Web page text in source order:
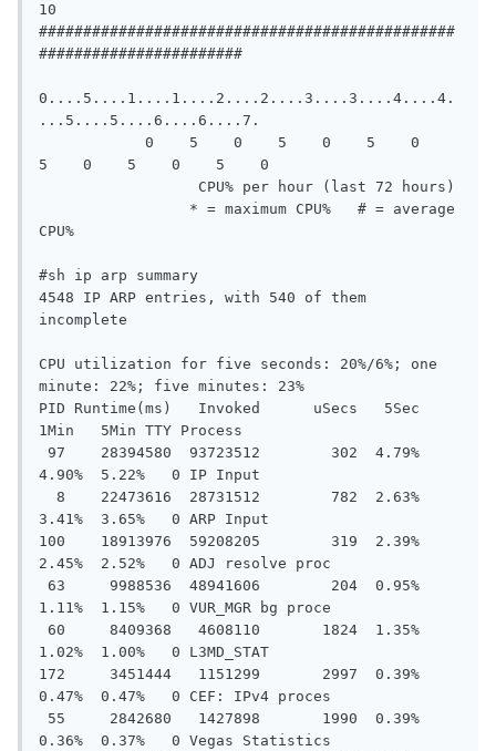
10
###############################################
#######################
0....5....1....1....2....2....3....3....4....4.
...5....5....6....6....7.
5    0    5    0    5    0
CPU%
#sh ip arp summary
4548 IP ARP entries, with 540 of them
incomplete
CPU utilization for five seconds: 20%/6%; one
minute: 22%; five minutes: 23%
PID Runtime(ms)   Invoked      uSecs   5Sec
1Min   5Min TTY Process
4.90%  5.22%   0 IP Input
3.41%  3.65%   0 ARP Input
100    18913976  59208205        319  2.39%
2.45%  2.52%   0 ADJ resolve proc
1.11%  1.15%   0 VUR_MGR bg proce
1.02%  1.00%   0 L3MD_STAT
172     3451444   1151299       2997  0.39%
0.47%  0.47%   0 CEF: IPv4 proces
0.36%  0.37%   0 Vegas Statistics